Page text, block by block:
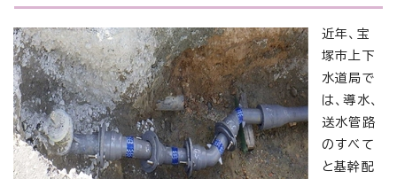
近年、宝
塚市上下
水道局で
は、導水、
送水管路
のすべて
と基幹配